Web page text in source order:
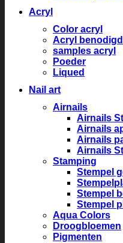
Acryl
Color acryl
Acryl
samples acryl
Poeder
Liqued
Nail art
Airnails
Airnails
Airnails
Airnails
Airnails
Stamping
Stempel
Stempel
Stempel
Aqua Colors
Droogbloemen
Pigmenten